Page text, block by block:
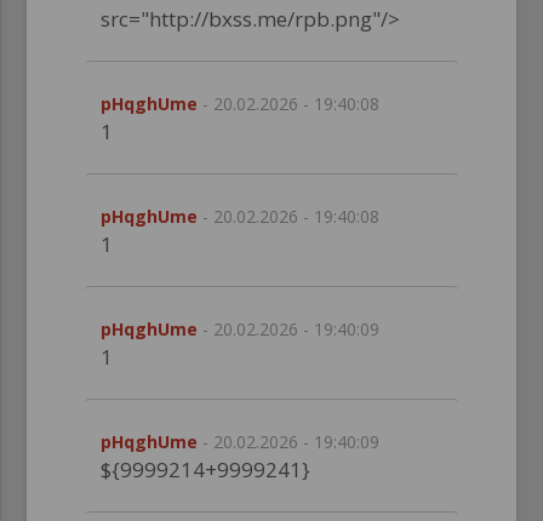
src="http://bxss.me/rpb.png"/>
pHqghUme - 20.02.2026 - 19:40:08
1
pHqghUme - 20.02.2026 - 19:40:08
1
pHqghUme - 20.02.2026 - 19:40:09
1
pHqghUme - 20.02.2026 - 19:40:09
${9999214+9999241}